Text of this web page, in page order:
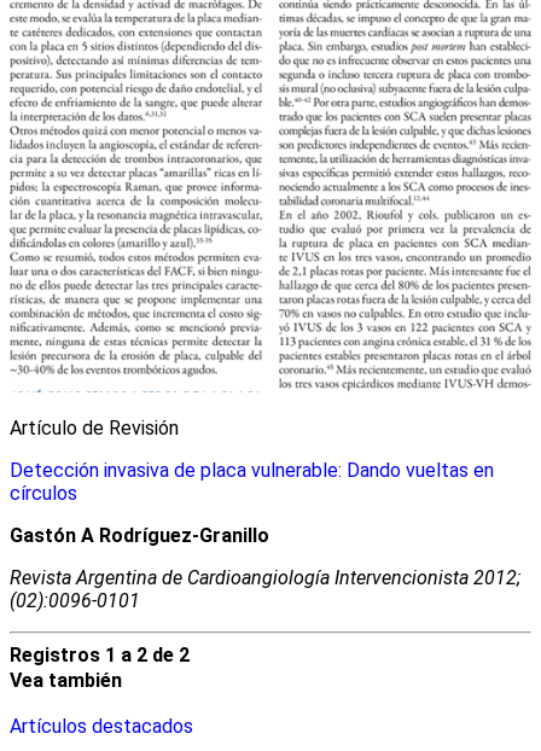
Artículo de Revisión
Detección invasiva de placa vulnerable: Dando vueltas en
círculos
Gastón A Rodríguez-Granillo
Revista Argentina de Cardioangiologí­a Intervencionista 2012;
(02):0096-0101
Registros 1 a 2 de 2
Vea también
Artículos destacados